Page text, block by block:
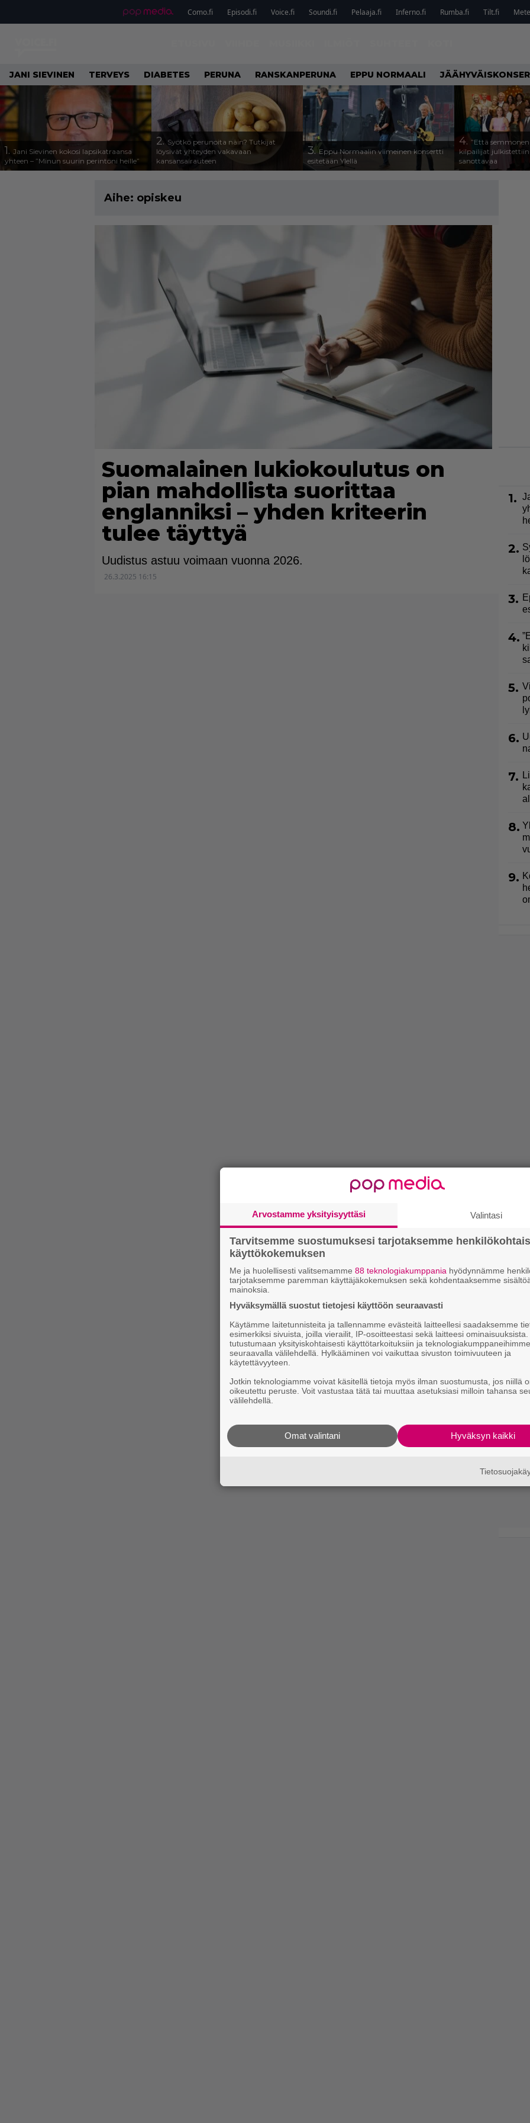
Como.fi Episodi.fi Voice.fi Soundi.fi Pelaaja.fi Inferno.fi Rumba.fi Tilt.fi
JANI SIEVINEN TERVEYS DIABETES PERUNA RANSKANPERUNA EPPU NORMAALI
1. Jani Sievinen kokosi lapsikatraansa
yhteen – ”Minun suurin perintöni heille”
2. Syötkö perunoita näin? Tutkijat
löysivät yhteyden vakavaan
kansansairauteen
3. Eppu Normaalin viimeinen konsertti
esitetään Ylellä
4. ”Että semmonen
kilpailijat julkistettiin
sanottavaa
Aihe: opiskeu
Suomalainen lukiokoulutus on
pian mahdollista suorittaa
englanniksi – yhden kriteerin
tulee täyttyä
Uudistus astuu voimaan vuonna 2026.
26.3.2025 16:15
1.
2.
3.
4.
5.
6.
7.
8.
9.
Arvostamme yksityisyyttäsi Valintasi
Tarvitsemme suostumuksesi tarjotaksemme
käyttökokemuksen
Me ja huolellisesti valitsemamme 88 teknologiakumppania hyödynnämme
tarjotaksemme paremman käyttäjäkokemuksen sekä kohdentaaksemme
mainoksia.
Hyväksymällä suostut tietojesi käyttöön seuraavasti
Käytämme laitetunnisteita ja tallennamme evästeitä laitteellesi saadaksemme
esimerkiksi sivuista, joilla vierailit, IP-osoitteestasi sekä laitteesi
tutustumaan yksityiskohtaisesti käyttötarkoituksiin ja teknologiakumppaneihimme
seuraavalla välilehdellä. Hylkääminen voi vaikuttaa sivuston toimivuuteen ja
käytettävyyteen.
Jotkin teknologiamme voivat käsitellä tietoja myös ilman suostumusta, jos niillä
oikeutettu peruste. Voit vastustaa tätä tai muuttaa asetuksiasi milloin tahansa
välilehdellä.
Hyväksyn kaikki
Omat valintani